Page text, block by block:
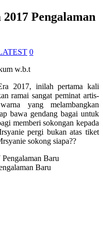
Pengalaman
0
w.b.t
2017, inilah pertama kali
ramai sangat peminat artis-
yang melambangkan
bawa gendang bagai untuk
memberi sokongan kepada
pergi bukan atas tiket
sokong siapa??
Baru